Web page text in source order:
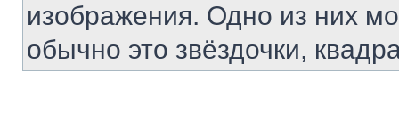
изображения. Одно из них
обычно это звёздочки,